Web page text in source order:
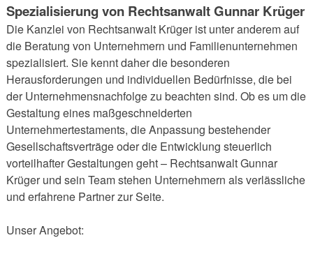
Spezialisierung von Rechtsanwalt Gunnar Krüger
Die Kanzlei von Rechtsanwalt Krüger ist unter anderem auf
die Beratung von Unternehmern und Familienunternehmen
spezialisiert. Sie kennt daher die besonderen
Herausforderungen und individuellen Bedürfnisse, die bei
der Unternehmensnachfolge zu beachten sind. Ob es um die
Gestaltung eines maßgeschneiderten
Unternehmertestaments, die Anpassung bestehender
Gesellschaftsverträge oder die Entwicklung steuerlich
vorteilhafter Gestaltungen geht – Rechtsanwalt Gunnar
Krüger und sein Team stehen Unternehmern als verlässliche
und erfahrene Partner zur Seite.
Unser Angebot: